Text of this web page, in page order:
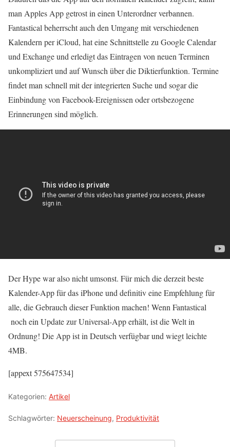
man Apples App getrost in einen Unterordner verbannen.
Fantastical beherrscht auch den Umgang mit verschiedenen
Kalendern per iCloud, hat eine Schnittstelle zu Google Calendar
und Exchange und erledigt das Eintragen von neuen Terminen
unkompliziert und auf Wunsch über die Diktierfunktion. Termine
findet man schnell mit der integrierten Suche und sogar die
Einbindung von Facebook-Ereignissen oder ortsbezogene
Erinnerungen sind möglich.
Der Hype war also nicht umsonst. Für mich die derzeit beste
Kalender-App für das iPhone und definitiv eine Empfehlung für
alle, die Gebrauch dieser Funktion machen! Wenn Fantastical
noch ein Update zur Universal-App erhält, ist die Welt in
Ordnung! Die App ist in Deutsch verfügbar und wiegt leichte
4MB.
[appext 575647534]
Kategorien: Artikel
Schlagwörter: Neuerscheinung, Produktivität